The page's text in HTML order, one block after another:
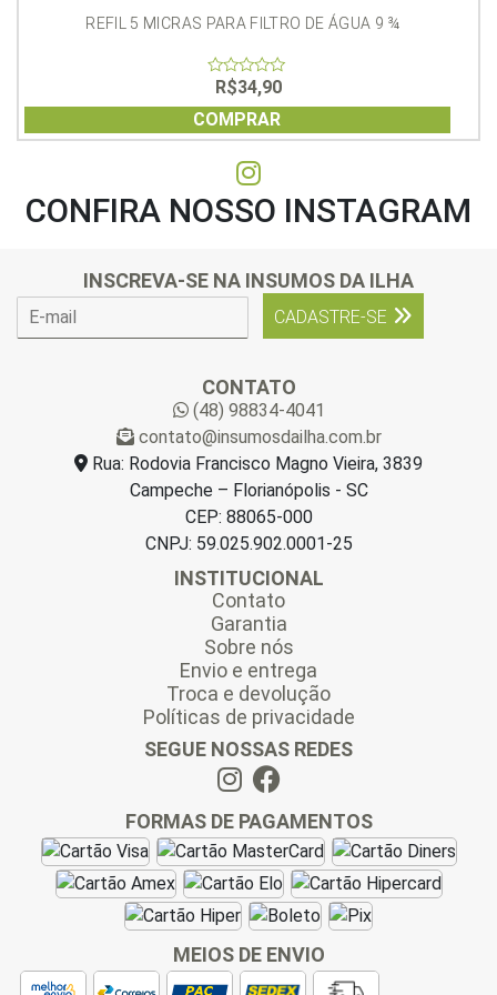
REFIL 5 MICRAS PARA FILTRO DE ÁGUA 9 ¾
of
5
R$34,90
COMPRAR
CONFIRA NOSSO INSTAGRAM
INSCREVA-SE NA INSUMOS DA ILHA
CADASTRE-SE
CONTATO
(48) 98834-4041
contato@insumosdailha.com.br
Rua: Rodovia Francisco Magno Vieira, 3839
Campeche – Florianópolis - SC
CEP: 88065-000
CNPJ: 59.025.902.0001-25
INSTITUCIONAL
Contato
Garantia
Sobre nós
Envio e entrega
Troca e devolução
Políticas de privacidade
SEGUE NOSSAS REDES
FORMAS DE PAGAMENTOS
MEIOS DE ENVIO